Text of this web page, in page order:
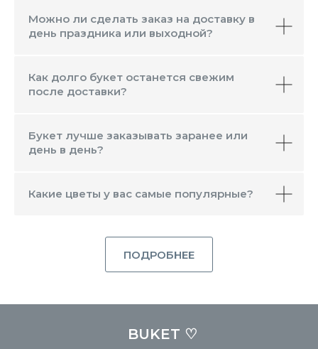
Можно ли сделать заказ на доставку в
день праздника или выходной?
Как долго букет останется свежим
после доставки?
Букет лучше заказывать заранее или
день в день?
Какие цветы у вас самые популярные?
ПОДРОБНЕЕ
BUKET ♡